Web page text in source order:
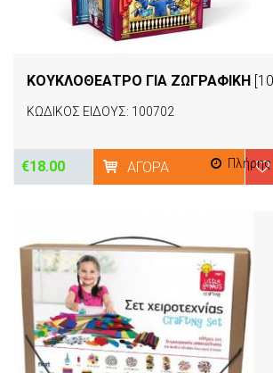
ΚΟΥΚΛΟΘΕΑΤΡΟ ΓΙΑ ΖΩΓΡΑΦΙΚΗ
ΚΩΔΙΚΟΣ ΕΙΔΟΥΣ: 100702
€18.00 ΑΓΟΡΆ Πλήρης